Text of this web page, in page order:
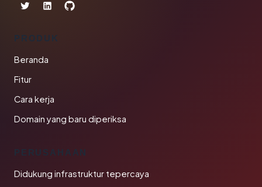
PRODUK
Beranda
Fitur
Cara kerja
Domain yang baru diperiksa
PERUSAHAAN
Didukung infrastruktur tepercaya